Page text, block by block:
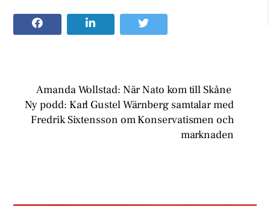
Amanda Wollstad: När Nato kom till Skåne
Ny podd: Karl Gustel Wärnberg samtalar med
Fredrik Sixtensson om Konservatismen och
marknaden